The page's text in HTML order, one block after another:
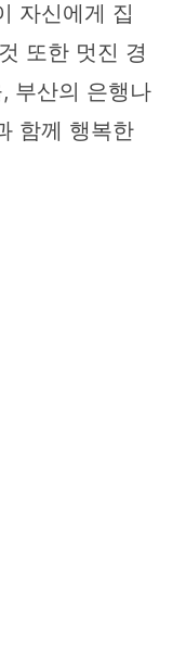
자신에게 집
또한 멋진 경
부산의 은행나
함께 행복한